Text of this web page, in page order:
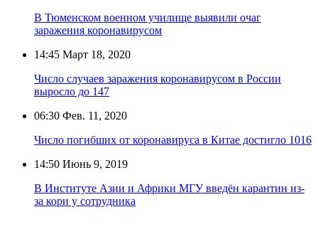
В Тюменском военном училище выявили очаг
заражения коронавирусом
14:45 Март 18, 2020
Число случаев заражения коронавирусом в России
выросло до 147
06:30 Фев. 11, 2020
Число погибших от коронавируса в Китае достигло 1016
14:50 Июнь 9, 2019
В Институте Азии и Африки МГУ введён карантин из-
за кори у сотрудника